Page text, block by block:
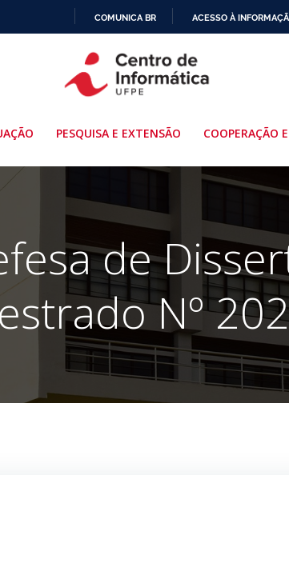
PARA
O
COMUNICA BR ACESSO À
PESQUISA E EXTENSÃO COOPERAÇÃO
de
Nº